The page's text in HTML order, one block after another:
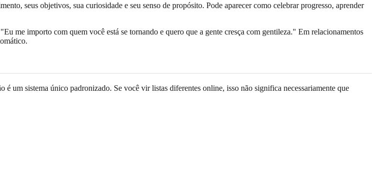
seus objetivos, sua curiosidade e seu senso de propósito. Pode aparecer como celebrar progresso, aprender
me importo com quem você está se tornando e quero que a gente cresça com gentileza." Em relacionamentos
um sistema único padronizado. Se você vir listas diferentes online, isso não significa necessariamente que